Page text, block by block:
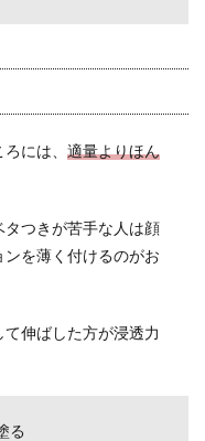
には、 適量よりほん
つきが苦手な人は顔
を薄く付けるのがお
伸ばした方が浸透力
る